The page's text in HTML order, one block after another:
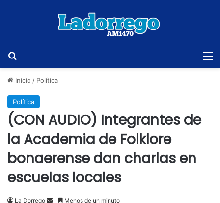
Inicio / Política
Política
(CON AUDIO) Integrantes de
la Academia de Folklore
bonaerense dan charlas en
escuelas locales
La Dorrego
SendMenos de un minuto